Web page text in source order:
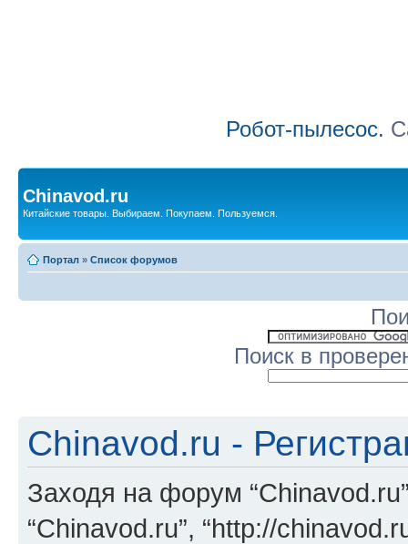
Робот-пылесос.
Chinavod.ru
Китайские товары. Выбираем. Покупаем. Пользуемся.
Портал » Список форумов
Поиск в
Chinavod.ru -
Заходя на форум
“Chinavod.ru”, “http://